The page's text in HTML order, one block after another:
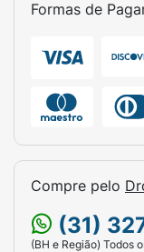
nosso corpo,
músculos,
produção
Ingerir uma
as principais
orientação de
Formas de
Compre pelo
(31)
(BH e Região) Todos